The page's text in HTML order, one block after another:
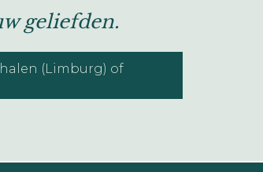
geliefden.
(Limburg) of